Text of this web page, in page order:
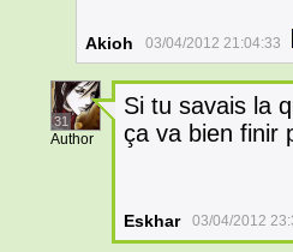
Akioh 03/04/2012 21:04:33
31
Author
Si tu savais la
ça va bien finir
Eskhar 03/04/2012